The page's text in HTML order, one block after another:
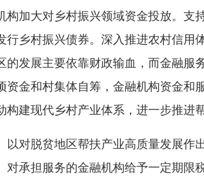
构加大对乡村振兴领域资金投放。支
行乡村振兴债券。深入推进农村信用
的发展主要依靠财政输血，而金融服
资金和村集体自筹，金融机构资金和
构建现代乡村产业体系，进一步推进
以对脱贫地区帮扶产业高质量发展作
对承担服务的金融机构给予一定期限